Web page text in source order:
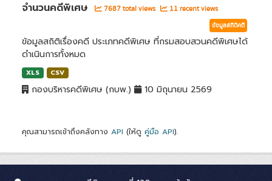
จำนวนคดีพิเศษ 7687 total views 11 recent views
ข้อมูลสถิติคดี
ข้อมูลสถิติเรื่องคดี ประเภทคดีพิเศษ ที่กรมสอบสวนคดีพิเศษได้
ดำเนินการทั้งหมด
XLS CSV
กองบริหารคดีพิเศษ (กบพ.) 10 มิถุนายน 2569
คุณสามารถเข้าถึงคลังทาง API (ให้ดู คู่มือ API).